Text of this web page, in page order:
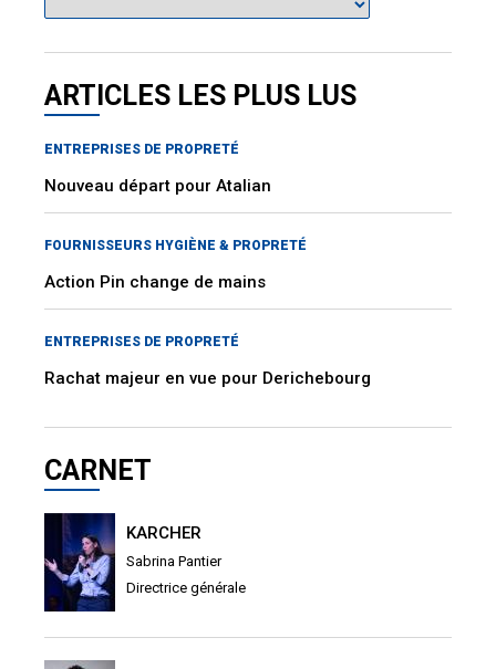
ARTICLES LES PLUS LUS
ENTREPRISES DE PROPRETÉ
Nouveau départ pour Atalian
FOURNISSEURS HYGIÈNE & PROPRETÉ
Action Pin change de mains
ENTREPRISES DE PROPRETÉ
Rachat majeur en vue pour Derichebourg
CARNET
KARCHER
Sabrina Pantier
Directrice générale